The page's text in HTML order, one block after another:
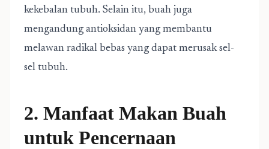
kekebalan tubuh. Selain itu, buah juga
mengandung antioksidan yang membantu
melawan radikal bebas yang dapat merusak sel-
sel tubuh.
2. Manfaat Makan Buah
untuk Pencernaan